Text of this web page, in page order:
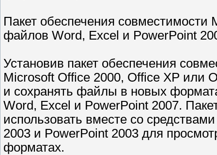
Пакет обеспечения
файлов Word, Excel и PowerPoint
Установив пакет обеспечения
Microsoft Office 2000, Office XP или
и сохранять файлы в новых
Word, Excel и PowerPoint 2007.
использовать вместе со
2003 и PowerPoint 2003 для
форматах.